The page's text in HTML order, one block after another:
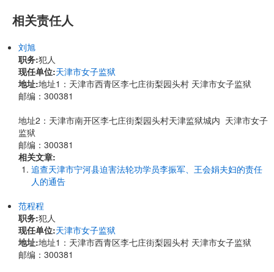
相关责任人
刘旭
职务:犯人
现任单位:天津市女子监狱
地址:地址1：天津市西青区李七庄街梨园头村 天津市女子监狱
邮编：300381
地址2：天津市南开区李七庄街梨园头村天津监狱城内 天津市女子
监狱
邮编：300381
相关文章:
追查天津市宁河县迫害法轮功学员李振军、王会娟夫妇的责任
人的通告
范程程
职务:犯人
现任单位:天津市女子监狱
地址:地址1：天津市西青区李七庄街梨园头村 天津市女子监狱
邮编：300381